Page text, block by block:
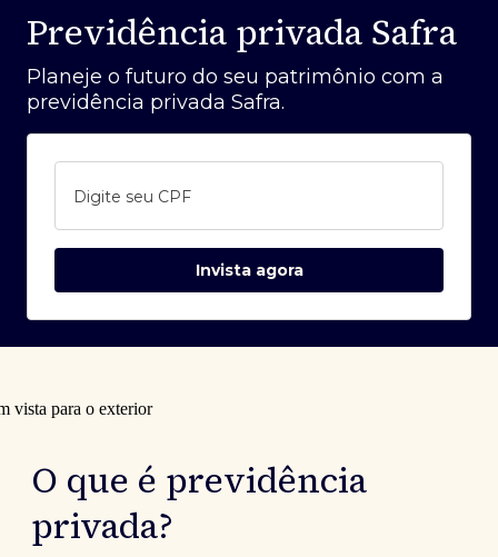
Previdência privada Safra
Planeje o futuro do seu patrimônio com a
previdência privada Safra.
Digite seu CPF
Invista agora
O que é previdência
privada?